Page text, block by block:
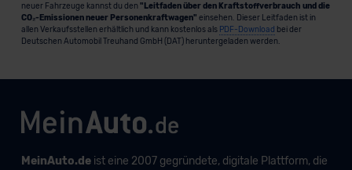
neuer Fahrzeuge kannst du den "Leitfaden über den Kraftstoffverbrauch und die
CO₂-Emissionen neuer Personenkraftwagen" einsehen. Dieser Leitfaden ist in
allen Verkaufsstellen erhältlich und kann kostenlos als PDF-Download bei der
Deutschen Automobil Treuhand GmbH (DAT) heruntergeladen werden.
MeinAuto.deist eine 2007 gegründete, digitale Plattform, die